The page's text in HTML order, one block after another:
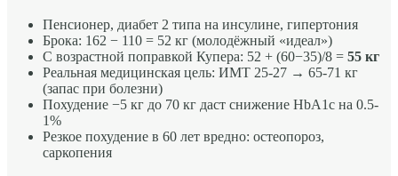
Пенсионер, диабет 2 типа на инсулине, гипертония
Брока: 162 − 110 = 52 кг (молодёжный «идеал»)
С возрастной поправкой Купера: 52 + (60−35)/8 = 55 кг
Реальная медицинская цель: ИМТ 25-27 → 65-71 кг
(запас при болезни)
Похудение −5 кг до 70 кг даст снижение HbA1c на 0.5-
1%
Резкое похудение в 60 лет вредно: остеопороз,
саркопения